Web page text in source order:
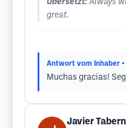
Übersetzt: Always
great.
Antwort vom Inhaber
Muchas gracias!
Javier